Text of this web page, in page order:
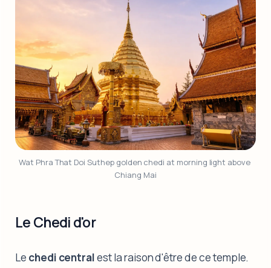
Wat Phra That Doi Suthep golden chedi at morning light above
Chiang Mai
Le Chedi d'or
Le chedi centralest la raison d'être de ce temple.